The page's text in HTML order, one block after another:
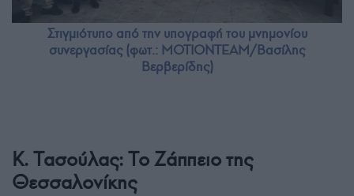
Στιγμιότυπο από την υπογραφή του μνημονίου
συνεργασίας (φωτ.: ΜΟΤΙΟΝΤΕΑΜ/Βασίλης
Βερβερίδης)
Κ. Τασούλας: Το Ζάππειο της
Θεσσαλονίκης